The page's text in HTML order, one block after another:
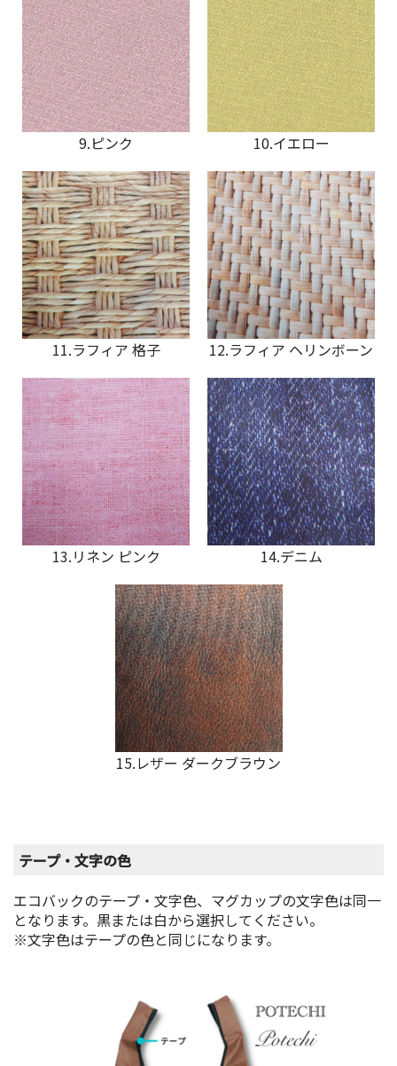
9.ピンク 10.イエロー
11.ラフィア 格子 12.ラフィア ヘリンボーン
13.リネン ピンク 14.デニム
15.レザー ダークブラウン
テープ・文字の色
エコバックのテープ・文字色、マグカップの文字色は同一
となります。黒または白から選択してください。
※文字色はテープの色と同じになります。